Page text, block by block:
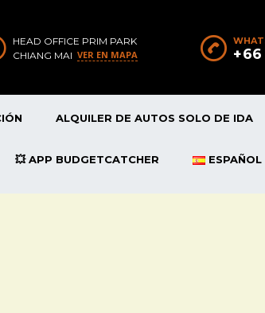
HEAD OFFICE PRIM PARK
CHIANG MAI VER EN MAPA
ALQUILER DE AUTOS SOLO DE IDA
💥 APP BUDGETCATCHER ESPAÑOL